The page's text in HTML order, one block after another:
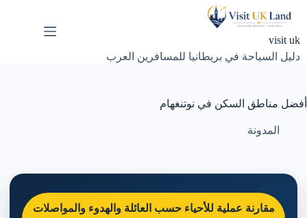
visit uk
دليل السياحة في بريطانيا للمسافرين العرب
أفضل مناطق السكن في نوتنغهام
المدونة
مقارنة عملية للأحياء حسب العائلة والهدوء والمواصلات